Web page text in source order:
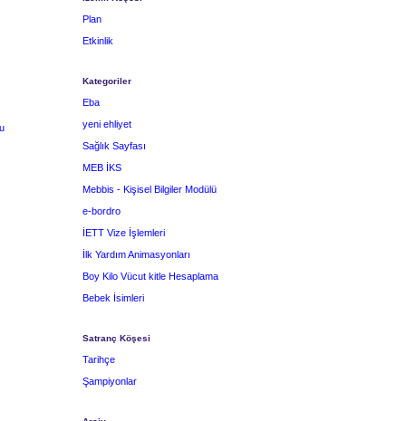
Plan
Etkinlik
Kategoriler
Eba
yeni ehliyet
Sağlık Sayfası
MEB İKS
Mebbis - Kişisel Bilgiler Modülü
e-bordro
İETT Vize İşlemleri
İlk Yardım Animasyonları
Boy Kilo Vücut kitle Hesaplama
Bebek İsimleri
Satranç Köşesi
Tarihçe
Şampiyonlar